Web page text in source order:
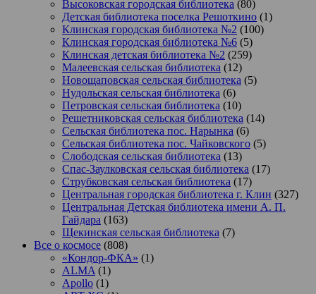
Высоковская городская библиотека (80)
Детская библиотека поселка Решоткино (1)
Клинская городская библиотека №2 (100)
Клинская городская библиотека №6 (5)
Клинская детская библиотека №2 (259)
Малеевская сельская библиотека (12)
Новощаповская сельская библиотека (5)
Нудольская сельская библиотека (6)
Петровская сельская библиотека (10)
Решетниковская сельская библиотека (14)
Сельская библиотека пос. Нарынка (6)
Сельская библиотека пос. Чайковского (5)
Слободская сельская библиотека (13)
Спас-Заулковская сельская библиотека (17)
Струбковская сельская библиотека (17)
Центральная городская библиотека г. Клин (327)
Центральная Детская библиотека имени А. П.
Гайдара (163)
Щекинская сельская библиотека (7)
Все о космосе (808)
«Кондор-ФКА» (1)
ALMA (1)
Apollo (1)